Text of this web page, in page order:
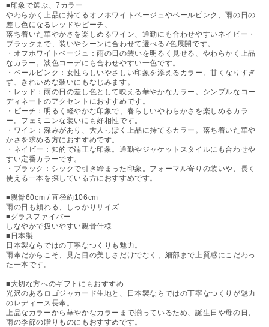
■印象で選ぶ、7カラー
やわらかく上品に持てるオフホワイトベージュやペールピンク、雨の日の
差し色になるレッドやピーチ、
落ち着いた華やかさを楽しめるワイン、通勤にも合わせやすいネイビー・
ブラックまで、装いやシーンに合わせて選べる7色展開です。
・オフホワイトベージュ：雨の日の装いを明るく見せる、やわらかく上品
なカラー。淡色コーデにも合わせやすい一色です。
・ペールピンク：女性らしいやさしい印象を添えるカラー。甘くなりすぎ
ず、きれいめな装いにもなじみます。
・レッド：雨の日の差し色として映える華やかなカラー。シンプルなコー
ディネートのアクセントにおすすめです。
・ピーチ：明るく軽やかな印象で、春らしいやわらかさを楽しめるカラ
ー。フェミニンな装いにも好相性です。
・ワイン：深みがあり、大人っぽく上品に持てるカラー。落ち着いた華や
かさを求める方におすすめです。
・ネイビー：知的で端正な印象。通勤やジャケットスタイルにも合わせや
すい定番カラーです。
・ブラック：シックで引き締まった印象。フォーマル寄りの装いや、長く
使える一本を探している方におすすめです。
■親骨60cm / 直径約106cm
雨の日も頼れる、しっかりサイズ
■グラスファイバー
しなやかで扱いやすい親骨仕様
■日本製
日本製ならではの丁寧なつくりも魅力。
雨傘だからこそ、見た目の美しさだけでなく、細部まで上質感にこだわっ
た一本です。
■大切な方へのギフトにもおすすめ
光沢のあるロゴジャカード生地と、日本製ならではの丁寧なつくりが魅力
のレディース長傘。
上品なカラーから華やかなカラーまで揃っているため、誕生日や母の日、
雨の季節の贈りものにもおすすめです。